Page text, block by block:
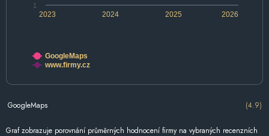
2024 2026
2023 2025
1
GoogleMaps
www.firmy.cz
GoogleMaps (4.9)
Graf zobrazuje porovnání průměrných hodnocení firmy na vybraných recenzních